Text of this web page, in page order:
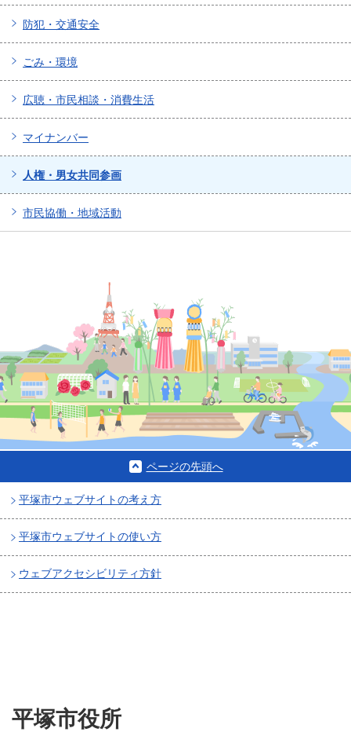
防犯・交通安全
ごみ・環境
広聴・市民相談・消費生活
マイナンバー
人権・男女共同参画
市民協働・地域活動
ページの先頭へ
平塚市ウェブサイトの考え方
平塚市ウェブサイトの使い方
ウェブアクセシビリティ方針
平塚市役所